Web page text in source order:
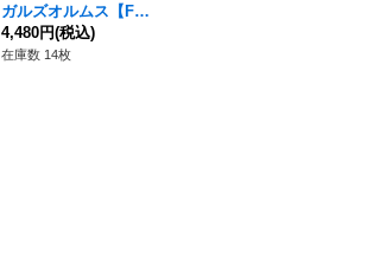
ガルズオルムス【FF
R】{DZ-BT08/FFR08}
《ブラントゲート》
4,480円(税込)
在庫数 14枚